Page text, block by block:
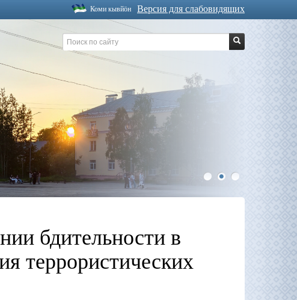
Версия для слабовидящих
Коми кывйöн
1 2 3
бдительности в
террористических